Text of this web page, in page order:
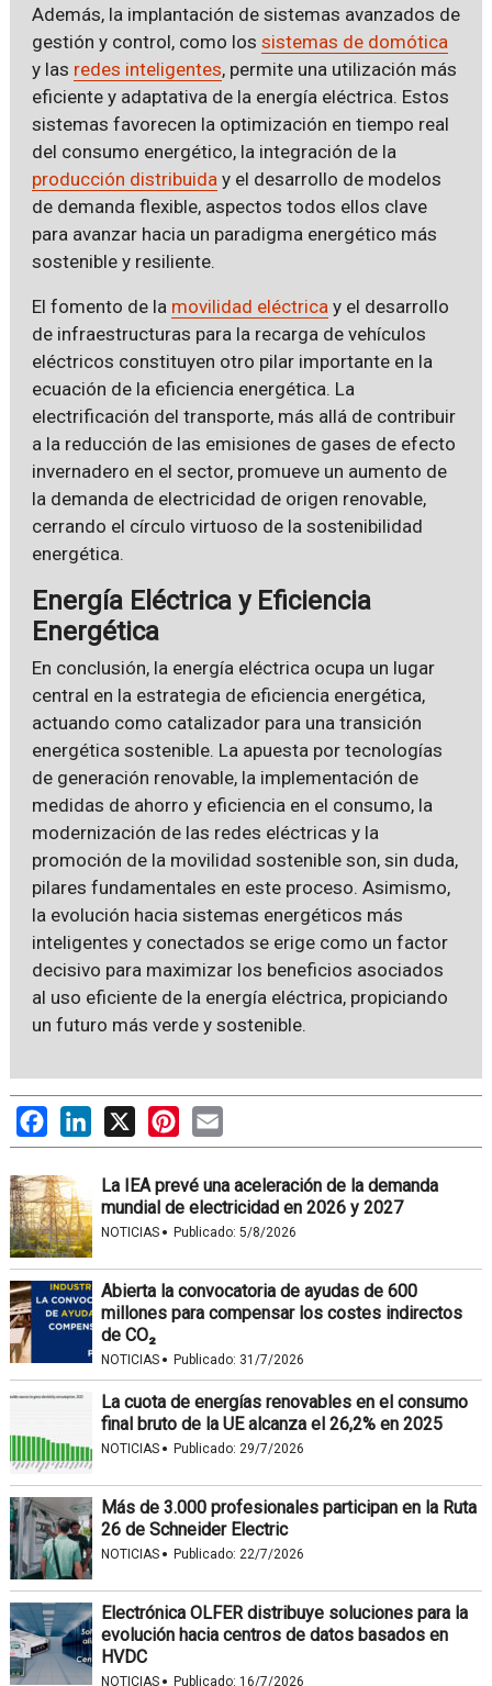
Además, la implantación de sistemas avanzados de
gestión y control, como los sistemas de domótica
y las redes inteligentes, permite una utilización más
eficiente y adaptativa de la energía eléctrica. Estos
sistemas favorecen la optimización en tiempo real
del consumo energético, la integración de la
producción distribuida y el desarrollo de modelos
de demanda flexible, aspectos todos ellos clave
para avanzar hacia un paradigma energético más
sostenible y resiliente.
El fomento de la movilidad eléctrica y el desarrollo
de infraestructuras para la recarga de vehículos
eléctricos constituyen otro pilar importante en la
ecuación de la eficiencia energética. La
electrificación del transporte, más allá de contribuir
a la reducción de las emisiones de gases de efecto
invernadero en el sector, promueve un aumento de
la demanda de electricidad de origen renovable,
cerrando el círculo virtuoso de la sostenibilidad
energética.
Energía Eléctrica y Eficiencia
Energética
En conclusión, la energía eléctrica ocupa un lugar
central en la estrategia de eficiencia energética,
actuando como catalizador para una transición
energética sostenible. La apuesta por tecnologías
de generación renovable, la implementación de
medidas de ahorro y eficiencia en el consumo, la
modernización de las redes eléctricas y la
promoción de la movilidad sostenible son, sin duda,
pilares fundamentales en este proceso. Asimismo,
la evolución hacia sistemas energéticos más
inteligentes y conectados se erige como un factor
decisivo para maximizar los beneficios asociados
al uso eficiente de la energía eléctrica, propiciando
un futuro más verde y sostenible.
FacebookLinkedIn
X PinterestEmail
La IEA prevé una aceleración de la demanda
mundial de electricidad en 2026 y 2027
NOTICIAS · Publicado: 5/8/2026
Abierta la convocatoria de ayudas de 600
millones para compensar los costes indirectos
de CO₂
NOTICIAS · Publicado: 31/7/2026
La cuota de energías renovables en el consumo
final bruto de la UE alcanza el 26,2% en 2025
NOTICIAS · Publicado: 29/7/2026
Más de 3.000 profesionales participan en la Ruta
26 de Schneider Electric
NOTICIAS · Publicado: 22/7/2026
Electrónica OLFER distribuye soluciones para la
evolución hacia centros de datos basados en
HVDC
NOTICIAS Publicado: 16/7/2026